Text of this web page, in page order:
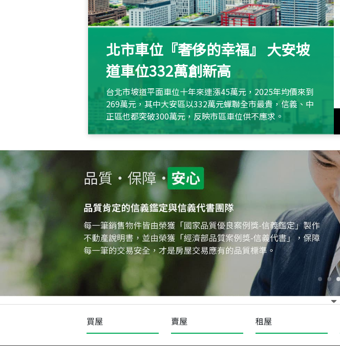
北市車位『奢侈的幸福』 大安坡
道車位332萬創新高
台北市坡道平面車位十年來連漲45萬元，2025年均價來到
269萬元，其中大安區以332萬元蟬聯全市最貴，信義、中
正區也都突破300萬元，反映市區車位供不應求。
買屋 賣屋 租屋